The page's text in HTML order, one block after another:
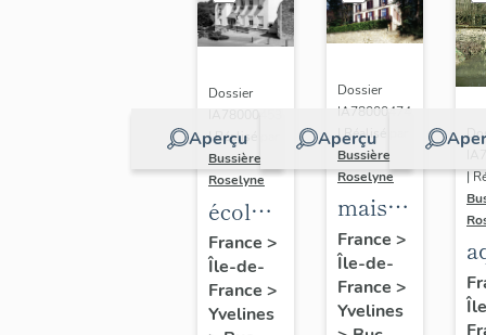
Aperçu
Dossier
| Réalisé par
Bussière
Roselyne
école
primaire
de
filles,
France >
Île-de-
France >
Yvelines
Aperçu
Dossier
IA78000474
| Réalisé par
Bussière
Roselyne
maison
dite
villa
Saint
Marie
France >
Île-de-
France >
Yvelines
|